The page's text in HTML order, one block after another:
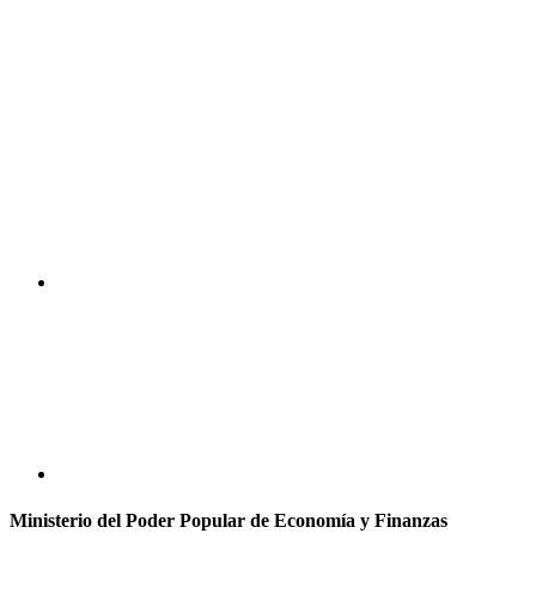
Ministerio del Poder Popular de Economía y Finanzas